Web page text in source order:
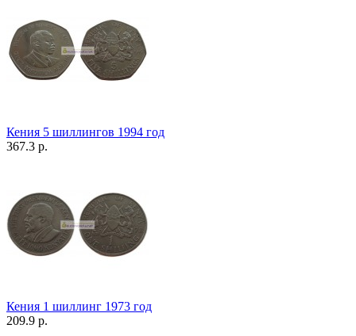
Кения 5 шиллингов 1994 год
367.3 р.
Кения 1 шиллинг 1973 год
209.9 р.